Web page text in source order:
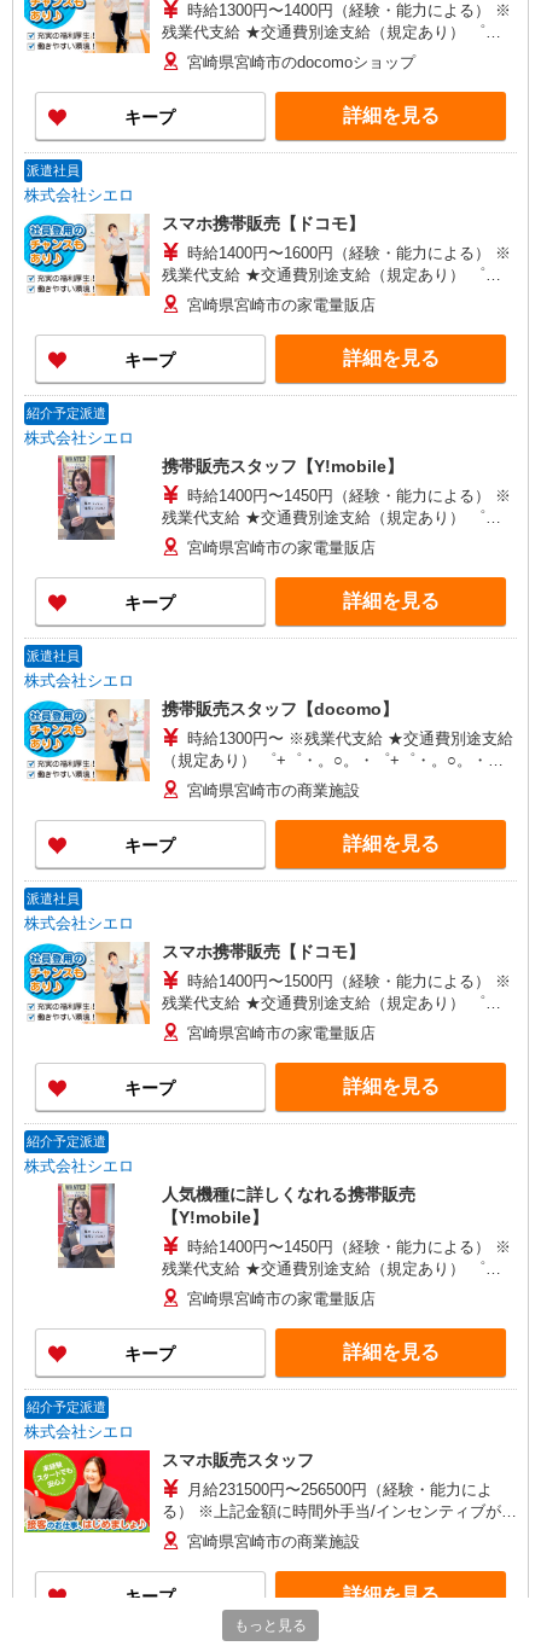
時給1300円〜1400円（経験・能力による） ※
残業代支給 ★交通費別途支給（規定あり） ゜
+゜・。○。・゜+゜・。○。・゜+゜ 入社祝い金10
万円支給(規定有) お友達を紹介頂くと, インセンテ
ィブ支給(規定有) ★月2回払い・週払い可能（規程
有）★ ゜・。○。・゜+゜・。○。・゜+゜
宮崎県宮崎市のdocomoショップ
キープ 詳細を見る
派遣社員
株式会社シエロ
スマホ携帯販売【ドコモ】
時給1400円〜1600円（経験・能力による） ※
残業代支給 ★交通費別途支給（規定あり） ゜
+゜・。○。・゜+゜・。○。・゜+゜ 入社祝い金10
万円支給(規定有) お友達を紹介頂くと, インセンテ
ィブ支給(規定有) ★月2回払い・週払い可能（規程
有）★ ゜・。○。・゜+゜・。○。・゜+゜
宮崎県宮崎市の家電量販店
キープ 詳細を見る
紹介予定派遣
株式会社シエロ
携帯販売スタッフ【Y!mobile】
時給1400円〜1450円（経験・能力による） ※
残業代支給 ★交通費別途支給（規定あり） ゜
+゜・。○。・゜+゜・。○。・゜+゜ 入社祝い金10
万円支給(規定有) お友達を紹介頂くと, インセンテ
ィブ支給(規定有) ★月2回払い・週払い可能（規程
有）★ ゜・。○。・゜+゜・。○。・゜+゜
宮崎県宮崎市の家電量販店
キープ 詳細を見る
派遣社員
株式会社シエロ
携帯販売スタッフ【docomo】
時給1300円〜 ※残業代支給 ★交通費別途支給
（規定あり） ゜+゜・。○。・゜+゜・。○。・゜
+゜ 入社祝い金10万円支給(規定有) お友達を紹介
頂くと, インセンティブ支給(規定有) ★月2回払
い・週払い可能（規程有）★ ゜・。○。・゜
+゜・。○。・゜+゜
宮崎県宮崎市の商業施設
キープ 詳細を見る
派遣社員
株式会社シエロ
スマホ携帯販売【ドコモ】
時給1400円〜1500円（経験・能力による） ※
残業代支給 ★交通費別途支給（規定あり） ゜
+゜・。○。・゜+゜・。○。・゜+゜ 入社祝い金10
万円支給(規定有) お友達を紹介頂くと, インセンテ
ィブ支給(規定有) ★月2回払い・週払い可能（規程
有）★ ゜・。○。・゜+゜・。○。・゜+゜
宮崎県宮崎市の家電量販店
キープ 詳細を見る
紹介予定派遣
株式会社シエロ
人気機種に詳しくなれる携帯販売
【Y!mobile】
時給1400円〜1450円（経験・能力による） ※
残業代支給 ★交通費別途支給（規定あり） ゜
+゜・。○。・゜+゜・。○。・゜+゜ 入社祝い金10
万円支給(規定有) お友達を紹介頂くと, インセンテ
ィブ支給(規定有) ★月2回払い・週払い可能（規程
有）★ ゜・。○。・゜+゜・。○。・゜+゜
宮崎県宮崎市の家電量販店
キープ 詳細を見る
紹介予定派遣
株式会社シエロ
スマホ販売スタッフ
月給231500円〜256500円（経験・能力によ
る） ※上記金額に時間外手当/インセンティブが加
算 ・賞与あり・時間外手当あり（平均残業時間：
10h/月）・地域手当/職能手当あり・Workstyle支
援金（4000円/月）あり・実績によりインセンティ
ブあり ★交通費別途支給（規定あり） ゜+゜・。
○。・゜+゜・。○。・゜+゜ 入社祝い金10万円支
給(規定有) お友達を紹介頂くと, インセンティブ支
宮崎県宮崎市の商業施設
キープ 詳細を見る
もっと見る